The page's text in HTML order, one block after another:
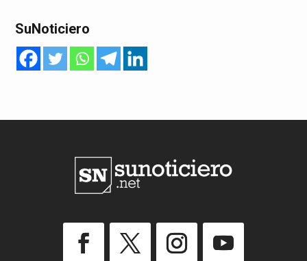
SuNoticiero